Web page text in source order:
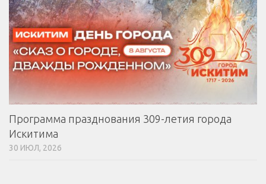
Программа празднования 309-летия города
Искитима
30 ИЮЛ, 2026